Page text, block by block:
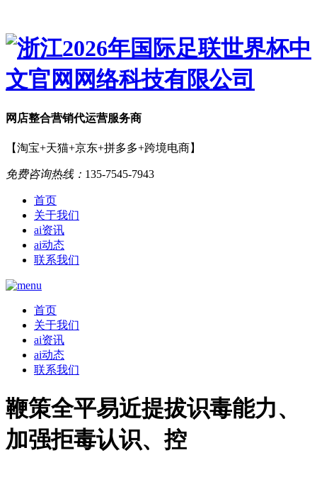
网店整合营销代运营服务商
【淘宝+天猫+京东+拼多多+跨境电商】
免费咨询热线： 135-7545-7943
首页
关于我们
ai资讯
ai动态
联系我们
首页
关于我们
ai资讯
ai动态
联系我们
鞭策全平易近提拔识毒能力、
加强拒毒认识、控